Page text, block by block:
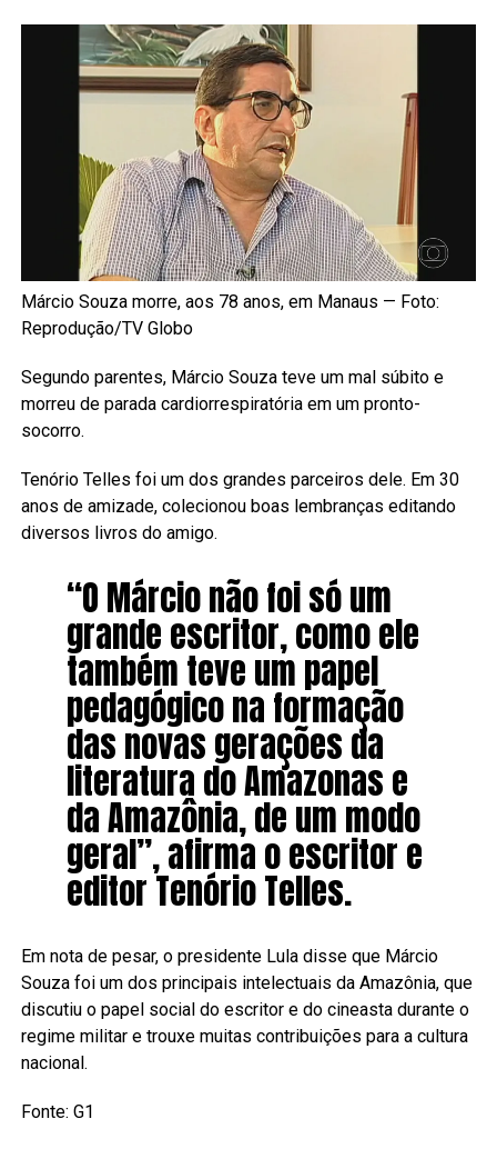
Márcio Souza morre, aos 78 anos, em Manaus — Foto:
Reprodução/TV Globo
Segundo parentes, Márcio Souza teve um mal súbito e
morreu de parada cardiorrespiratória em um pronto-
socorro.
Tenório Telles foi um dos grandes parceiros dele. Em 30
anos de amizade, colecionou boas lembranças editando
diversos livros do amigo.
“O Márcio não foi só um
grande escritor, como ele
também teve um papel
pedagógico na formação
das novas gerações da
literatura do Amazonas e
da Amazônia, de um modo
geral”, afirma o escritor e
editor Tenório Telles.
Em nota de pesar, o presidente Lula disse que Márcio
Souza foi um dos principais intelectuais da Amazônia, que
discutiu o papel social do escritor e do cineasta durante o
regime militar e trouxe muitas contribuições para a cultura
nacional.
Fonte: G1